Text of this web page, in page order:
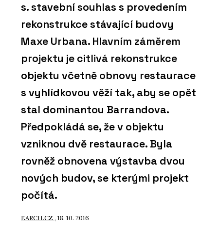
s. stavební souhlas s provedením
rekonstrukce stávající budovy
Maxe Urbana. Hlavním záměrem
projektu je citlivá rekonstrukce
objektu včetně obnovy restaurace
s vyhlídkovou věží tak, aby se opět
stal dominantou Barrandova.
Předpokládá se, že v objektu
vzniknou dvě restaurace. Byla
rovněž obnovena výstavba dvou
nových budov, se kterými projekt
počítá.
EARCH.CZ , 18. 10. 2016